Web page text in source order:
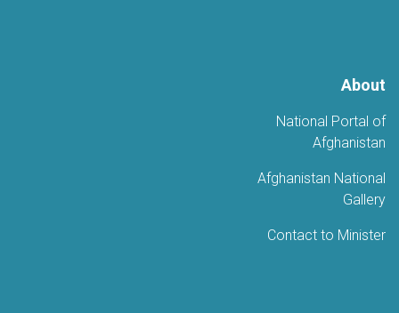
About
National Portal of
Afghanistan
Afghanistan National
Gallery
Contact to Minister